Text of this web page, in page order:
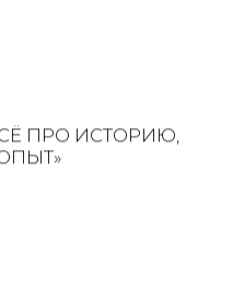
ПРО ИСТОРИЮ,